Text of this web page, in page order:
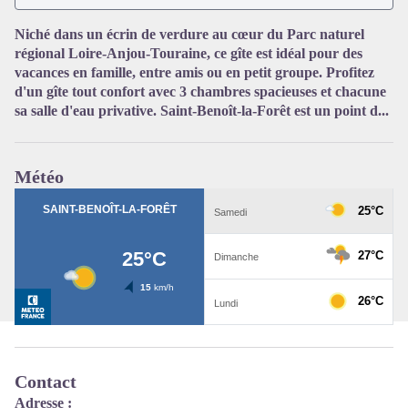
Voir l'image en plein écran
Niché dans un écrin de verdure au cœur du Parc naturel
régional Loire-Anjou-Touraine, ce gîte est idéal pour des
vacances en famille, entre amis ou en petit groupe. Profitez
d'un gîte tout confort avec 3 chambres spacieuses et chacune
sa salle d'eau privative. Saint-Benoît-la-Forêt est un point d...
Météo
Contact
Adresse :